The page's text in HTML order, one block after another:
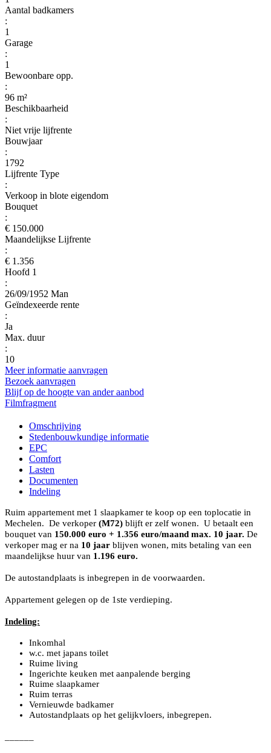
Aantal badkamers
:
1
Garage
:
1
Bewoonbare opp.
:
96 m²
Beschikbaarheid
:
Niet vrije lijfrente
Bouwjaar
:
1792
Lijfrente Type
:
Verkoop in blote eigendom
Bouquet
:
€ 150.000
Maandelijkse Lijfrente
:
€ 1.356
Hoofd 1
:
26/09/1952 Man
Geïndexeerde rente
:
Ja
Max. duur
:
10
Meer informatie aanvragen
Bezoek aanvragen
Blijf op de hoogte van ander aanbod
Filmfragment
Omschrijving
Stedenbouwkundige informatie
EPC
Comfort
Lasten
Documenten
Indeling
Ruim appartement met 1 slaapkamer te koop op een toplocatie in
Mechelen. De verkoper (M72) blijft er zelf wonen. U betaalt een
bouquet van 150.000 euro + 1.356 euro/maand max. 10 jaar. De
verkoper mag er na 10 jaar blijven wonen, mits betaling van een
maandelijkse huur van 1.196 euro.
De autostandplaats is inbegrepen in de voorwaarden.
Appartement gelegen op de 1ste verdieping.
Indeling:
Inkomhal
w.c. met japans toilet
Ruime living
Ingerichte keuken met aanpalende berging
Ruime slaapkamer
Ruim terras
Vernieuwde badkamer
Autostandplaats op het gelijkvloers, inbegrepen.